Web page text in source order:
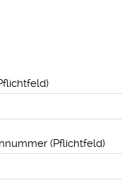
(Pflichtfeld)